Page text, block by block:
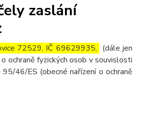
zaslání
72529, IČ 69629935, (dále jen
ochraně fyzických osob v souvislosti
46/ES (obecné nařízení o ochraně